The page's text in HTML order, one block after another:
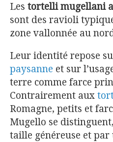
Les tortelli mugellani
sont des ravioli
zone vallonnée au
Leur identité repose
paysanne et sur
terre comme farce
Contrairement aux
Romagne, petits et
Mugello se
taille généreuse et